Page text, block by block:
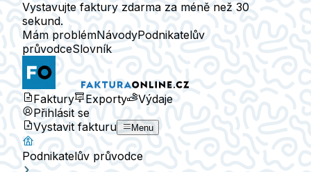
Vystavujte faktury zdarma za méně než 30
sekund.
Mám problémNávodyPodnikatelův
průvodceSlovník
Faktury Exporty
Výdaje
Přihlásit se
Vystavit fakturu
Menu
Podnikatelův průvodce